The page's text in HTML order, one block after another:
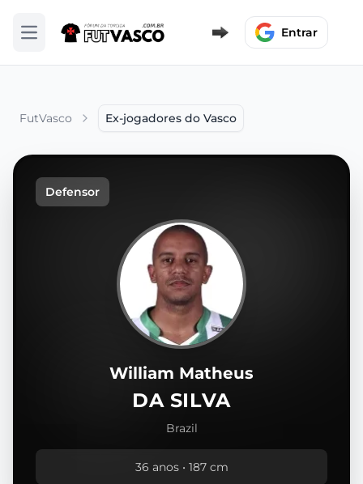
Abrir menu Entrar
FutVasco Ex-jogadores do Vasco
Defensor
William Matheus
DA SILVA
Brazil
36 anos • 187 cm